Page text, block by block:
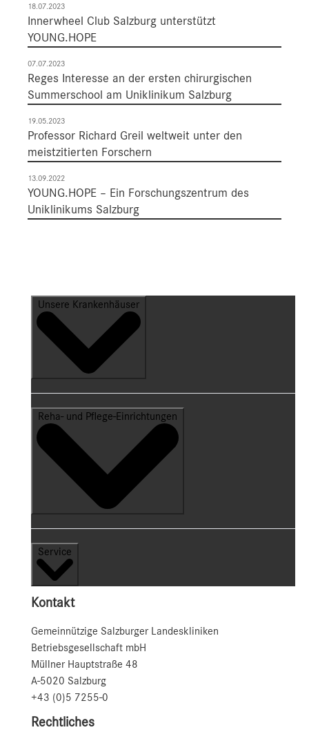
18.07.2023
Innerwheel Club Salzburg unterstützt
YOUNG.HOPE
07.07.2023
Reges Interesse an der ersten chirurgischen
Summerschool am Uniklinikum Salzburg
19.05.2023
Professor Richard Greil weltweit unter den
meistzitierten Forschern
13.09.2022
YOUNG.HOPE – Ein Forschungszentrum des
Uniklinikums Salzburg
Unsere Krankenhäuser
Reha- und Pflege-Einrichtungen
Service
Kontakt
Gemeinnützige Salzburger Landeskliniken
Betriebsgesellschaft mbH
Müllner Hauptstraße 48
A-5020 Salzburg
+43 (0)5 7255-0
Rechtliches